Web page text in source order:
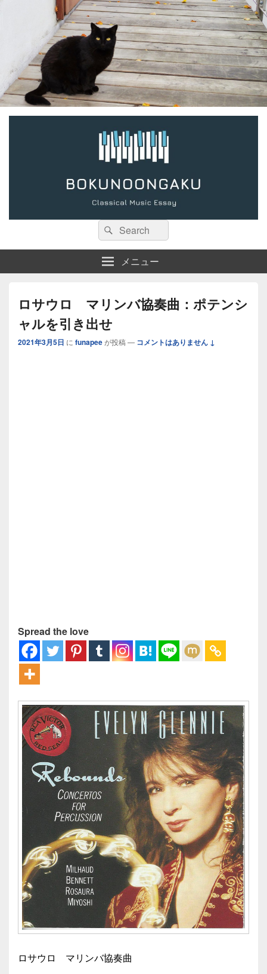
検
索:
検
索
メニュー
ロサウロ マリンバ協奏曲：ポテンシ
ャルを引き出せ
2021年3月5日 に funapeeが投稿 — コメントはありません ↓
Spread the love
ロサウロ マリンバ協奏曲